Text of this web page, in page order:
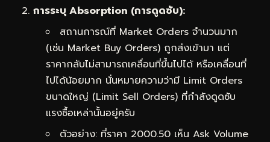
การระบุ Absorption (การดูดซับ):
สถานการณ์ที่ Market Orders จำนวนมาก
(เช่น Market Buy Orders) ถูกส่งเข้ามา แต่
ราคากลับไม่สามารถเคลื่อนที่ขึ้นไปได้ หรือเคลื่อนที่
ไปได้น้อยมาก นั่นหมายความว่ามี Limit Orders
ขนาดใหญ่ (Limit Sell Orders) ที่กำลังดูดซับ
แรงซื้อเหล่านั้นอยู่ครับ
ตัวอย่าง: ที่ราคา 2000.50 เห็น Ask Volume